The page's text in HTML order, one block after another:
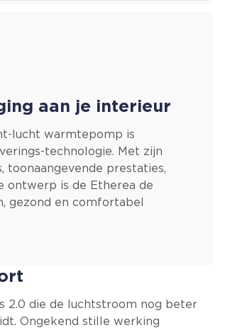
aan je interieur
lucht warmtepomp is
technologie. Met zijn
toonaangevende prestaties,
ontwerp is de Etherea de
gezond en comfortabel
2.0 die de luchtstroom nog beter
Ongekend stille werking